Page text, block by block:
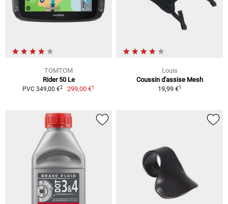
TOMTOM
Rider 50 Le
PVC 349,00 €2 299,00 €1
Louis
Coussin d'assise Mesh
19,99 €1